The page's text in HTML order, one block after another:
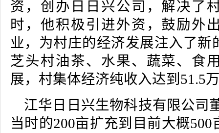
资，创办日日兴公司，解决了
时，他积极引进外资，鼓励外
业，为村庄的经济发展注入了新
芝头村油茶、水果、蔬菜、食
展，村集体经济纯收入达到51.5
江华日日兴生物科技有限公司
当时的200亩扩充到目前大概